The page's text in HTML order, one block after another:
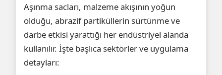
Aşınma sacları, malzeme akışının yoğun
olduğu, abrazif partiküllerin sürtünme ve
darbe etkisi yarattığı her endüstriyel alanda
kullanılır. İşte başlıca sektörler ve uygulama
detayları: